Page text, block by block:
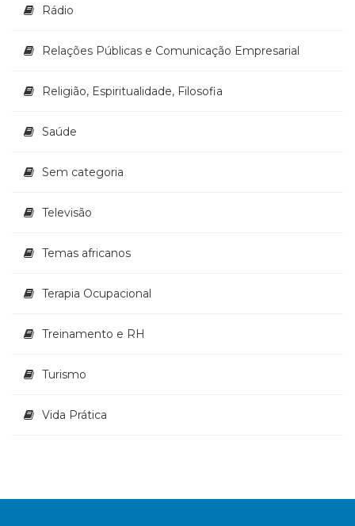
Rádio
Relações Públicas e Comunicação Empresarial
Religião, Espiritualidade, Filosofia
Saúde
Sem categoria
Televisão
Temas africanos
Terapia Ocupacional
Treinamento e RH
Turismo
Vida Prática